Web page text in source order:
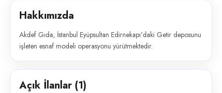
Hakkımızda
Akdef Gıda, İstanbul Eyüpsultan Edirnekapı'daki Getir deposunu
işleten esnaf modeli operasyonu yürütmektedir.
Açık İlanlar (1)